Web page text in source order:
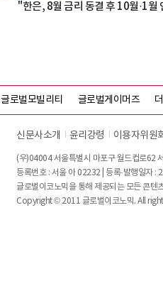
"한은, 8월 금리 동결 후 10월·1월
글로벌모빌리티 글로벌게이머즈
신문사소개 윤리강령 이용자위원회
(우)04004 서울특별시 마포구 월드컵로62
등록번호 : 서울 아 02232 | 등록·발행일자 :
글로벌이코노믹을 통해 제공되는 모든 콘텐
Copyright © 2011 글로벌이코노믹. All